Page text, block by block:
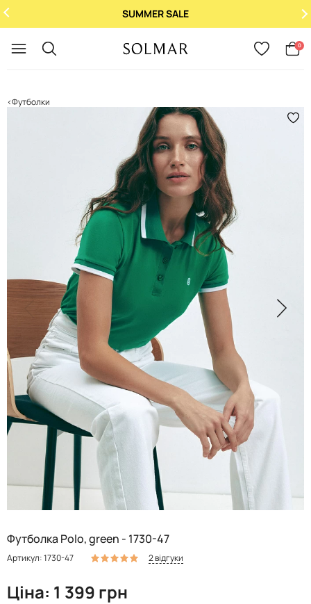
SUMMER SALE
0
Футболки
Футболка Polo, green - 1730-47
Артикул: 1730-47 2 відгуки
Ціна: 1 399 грн